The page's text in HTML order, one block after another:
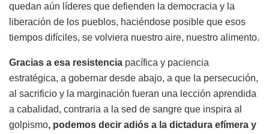
quedan aún líderes que defienden la democracia y la
liberación de los pueblos, haciéndose posible que esos
tiempos difíciles, se volviera nuestro aire, nuestro alimento.
Gracias a esa resistencia pacífica y paciencia
estratégica, a gobernar desde abajo, a que la persecución,
al sacrificio y la marginación fueran una lección aprendida
a cabalidad, contraria a la sed de sangre que inspira al
golpismo, podemos decir adiós a la dictadura efímera y